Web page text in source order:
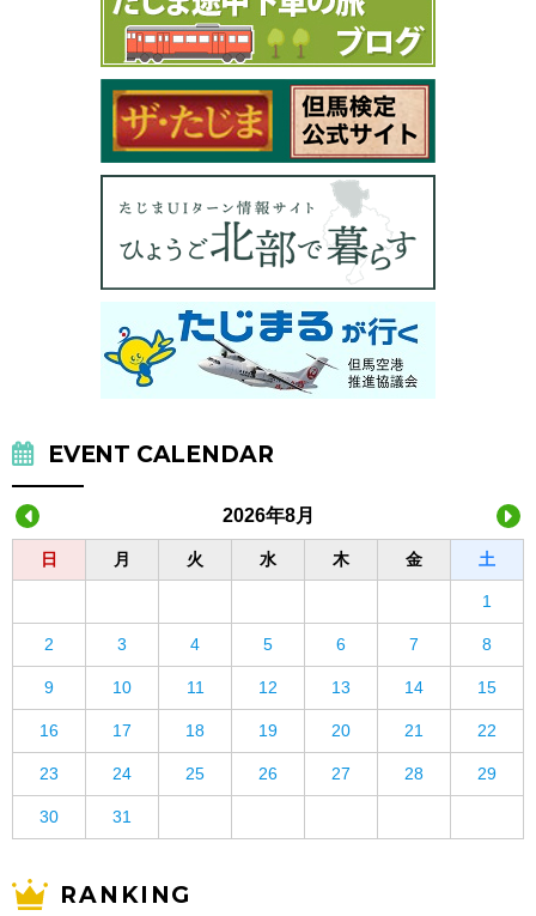
EVENT CALENDAR
2026年8月
日 月 火 水 木 金 土
1
2 3 4 5 6 7 8
9 10 11 12 13 14 15
16 17 18 19 20 21 22
23 24 25 26 27 28 29
30 31
RANKING